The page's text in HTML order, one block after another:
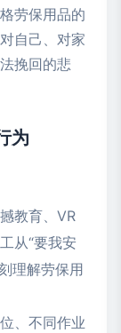
劳保用品的
自己、对家
挽回的悲
为
教育、VR
从“要我安
理解劳保用
、不同作业